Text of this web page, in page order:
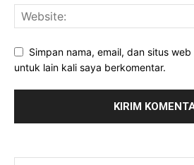
Simpan nama, email, dan situs
untuk lain kali saya berkomentar.